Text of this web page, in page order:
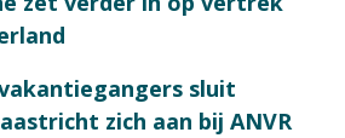
sluit
zich aan bij ANVR